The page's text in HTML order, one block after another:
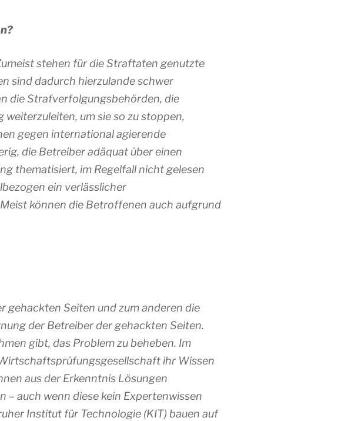
stehen für die Straftaten genutzte
sind dadurch hierzulande schwer
die Strafverfolgungsbehörden, die
um sie so zu stoppen,
gegen international agierende
die Betreiber adäquat über einen
thematisiert, im Regelfall nicht gelesen
ein verlässlicher
können die Betroffenen auch aufgrund
gehackten Seiten und zum anderen die
der Betreiber der gehackten Seiten.
gibt, das Problem zu beheben. Im
ihr Wissen
aus der Erkenntnis Lösungen
auch wenn diese kein Expertenwissen
Institut für Technologie (KIT) bauen auf